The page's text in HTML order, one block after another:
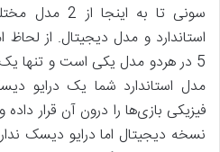
سونی تا به
استاندارد و مدل دیجیتال. از
5 در هردو مدل یکی است و تنها
مدل استاندارد شما یک درایو
فیزیکی بازی‌ها را درون آن قرار
نسخه دیجیتال اما درایو دیسک